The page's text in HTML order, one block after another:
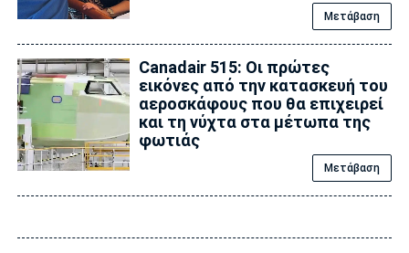
Μετάβαση
Canadair 515: Οι πρώτες
εικόνες από την κατασκευή του
αεροσκάφους που θα επιχειρεί
και τη νύχτα στα μέτωπα της
φωτιάς
Μετάβαση